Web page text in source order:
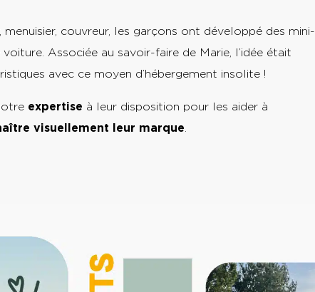
couvreur, les garçons ont développé des mini-
Associée au savoir-faire de Marie, l’idée était
avec ce moyen d’hébergement insolite !
expertise à leur disposition pour les aider à
visuellement leur marque.